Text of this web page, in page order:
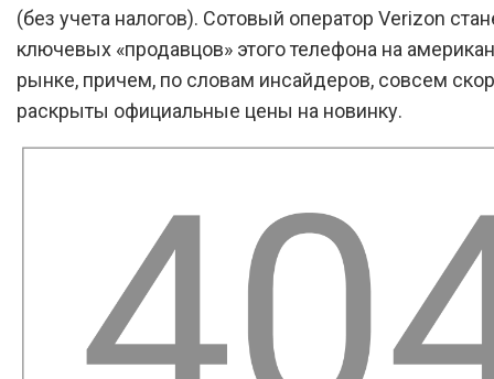
(без учета налогов). Сотовый оператор Verizon
ключевых «продавцов» этого телефона на
рынке, причем, по словам инсайдеров, совсем
раскрыты официальные цены на новинку.